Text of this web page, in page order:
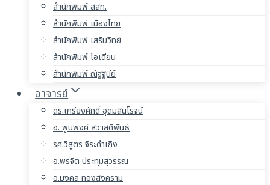
สำนักพิมพ์ สสท.
สำนักพิมพ์ เมืองไทย
สำนักพิมพ์ เสริมวิทย์
สำนักพิมพ์ โอเดียน
สำนักพิมพ์ ณัฐฐินีย์
อาจารย์
ดร.เกรียงศักดิ์ อุดมสินโรจน์
อ. พูนพงศ์ สวาสดิพันธ์
รศ.วิสูตร จิระดำเกิง
อ.พรจิต ประทุมสุวรรณ
อ.มงคล ทองสงคราม